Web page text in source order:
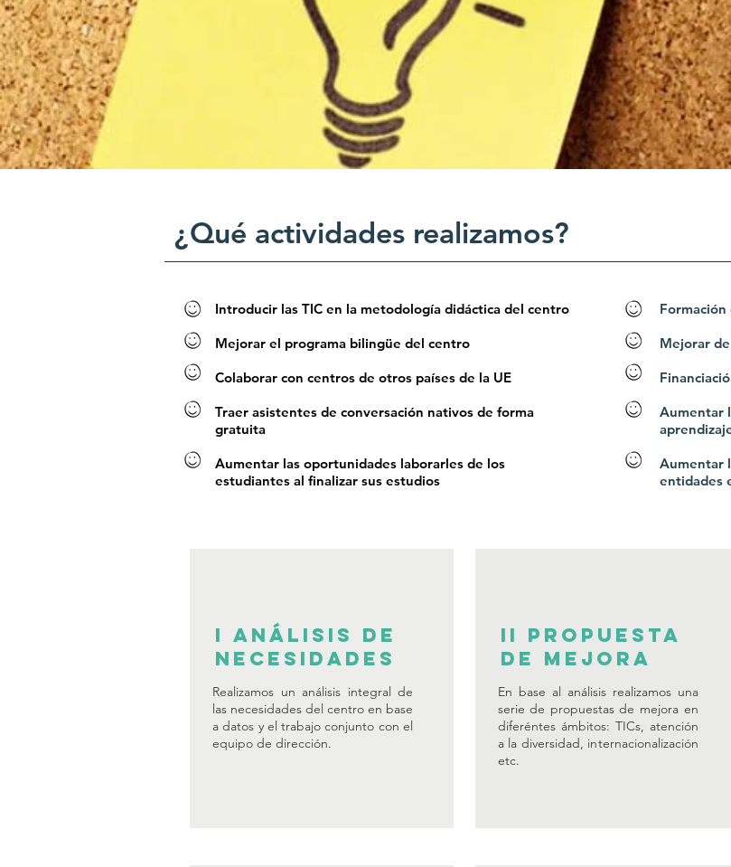
¿Qué actividades realizamos?
Introducir las TIC en la metodología didáctica del centro
Mejorar el programa bilingüe del centro
Colaborar con centros de otros países de la UE
Traer asistentes de conversación nativos de forma
gratuita
Aumentar las oportunidades laborarles de los
estudiantes al finalizar sus estudios
Mejorar
Aumentar
Aumentar
entidades
I Análisis de
necesidades
Realizamos un análisis integral de
las necesidades del centro en base
a datos y el trabajo conjunto con el
equipo de dirección.
ii Propuesta
de mejora
En base al análisis realizamos una
serie de propuestas de mejora en
diferéntes ámbitos: TICs, atención
a la diversidad, internacionalización
etc.